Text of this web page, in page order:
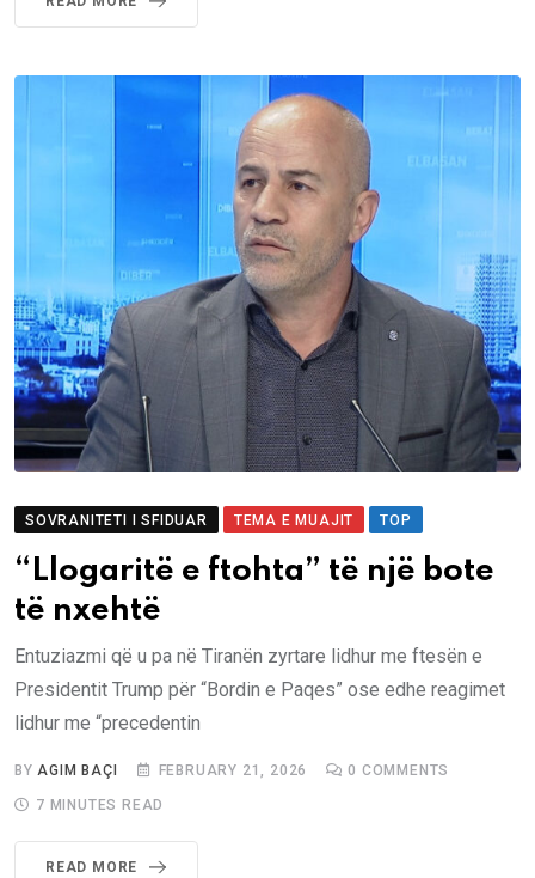
SOVRANITETI I SFIDUAR TEMA E MUAJIT TOP
“Llogaritë e ftohta” të një bote
të nxehtë
Entuziazmi që u pa në Tiranën zyrtare lidhur me ftesën e
Presidentit Trump për “Bordin e Paqes” ose edhe reagimet
lidhur me “precedentin
BYAGIM BAÇI FEBRUARY 21, 2026 0 COMMENTS
7 MINUTES READ
READ MORE